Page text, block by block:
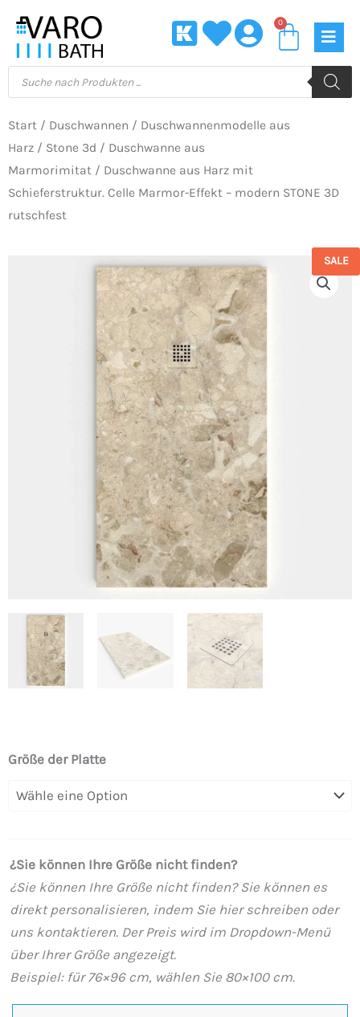
Inhalt
springen
0
€537
Products
search
Start / Duschwannen / Duschwannenmodelle aus
Harz / Stone 3d / Duschwanne aus
Marmorimitat / Duschwanne aus Harz mit
Schieferstruktur. Celle Marmor-Effekt – modern STONE 3D
rutschfest
SALE
Größe der Platte
¿Sie können Ihre Größe nicht finden?
¿Sie können Ihre Größe nicht finden? Sie können es
direkt personalisieren, indem Sie hier schreiben oder
uns kontaktieren. Der Preis wird im Dropdown-Menü
über Ihrer Größe angezeigt.
Beispiel: für 76×96 cm, wählen Sie 80×100 cm.
Duschwanne
Harz
Celle
Marmor-
Effekt
-
modern
STONE
3D